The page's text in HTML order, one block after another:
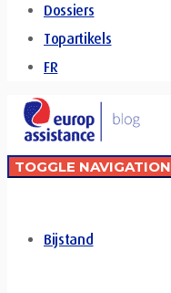
Dossiers
Topartikels
FR
TOGGLE NAVIGATION
Bijstand